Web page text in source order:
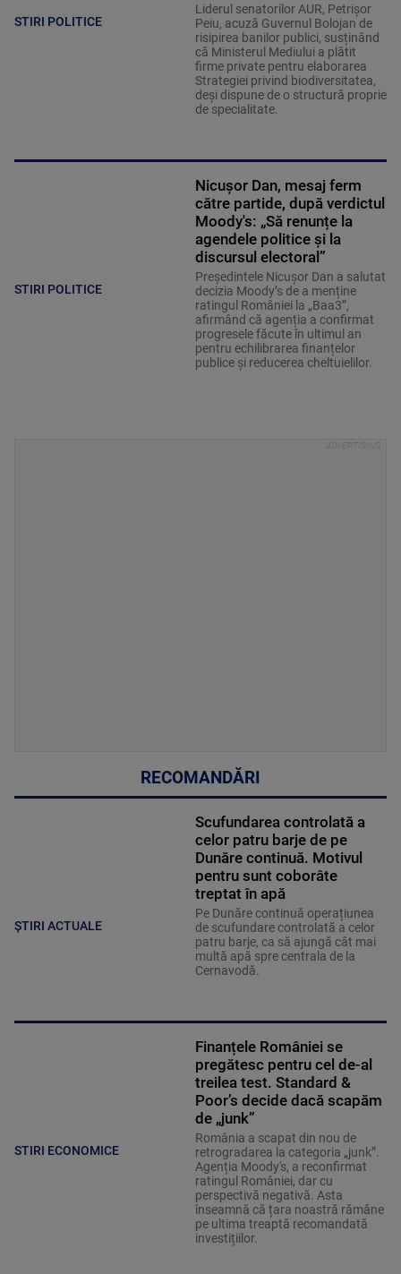
STIRI POLITICE
Liderul senatorilor AUR, Petrișor
Peiu, acuză Guvernul Bolojan de
risipirea banilor publici, susținând
că Ministerul Mediului a plătit
firme private pentru elaborarea
Strategiei privind biodiversitatea,
deși dispune de o structură proprie
de specialitate.
STIRI POLITICE
Nicușor Dan, mesaj ferm
către partide, după verdictul
Moody's: „Să renunțe la
agendele politice şi la
discursul electoral”
Președintele Nicușor Dan a salutat
decizia Moody’s de a menține
ratingul României la „Baa3”,
afirmând că agenția a confirmat
progresele făcute în ultimul an
pentru echilibrarea finanțelor
publice și reducerea cheltuielilor.
RECOMANDĂRI
ȘTIRI ACTUALE
Scufundarea controlată a
celor patru barje de pe
Dunăre continuă. Motivul
pentru sunt coborâte
treptat în apă
Pe Dunăre continuă operațiunea
de scufundare controlată a celor
patru barje, ca să ajungă cât mai
multă apă spre centrala de la
Cernavodă.
STIRI ECONOMICE
Finanțele României se
pregătesc pentru cel de-al
treilea test. Standard &
Poor’s decide dacă scapăm
de „junk”
România a scapat din nou de
retrogradarea la categoria „junk”.
Agenția Moody's, a reconfirmat
ratingul României, dar cu
perspectivă negativă. Asta
înseamnă că țara noastră rămâne
pe ultima treaptă recomandată
investițiilor.